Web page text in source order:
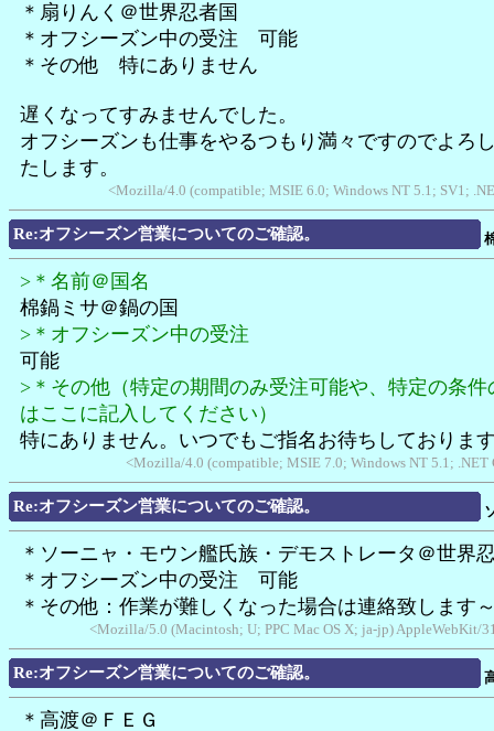
＊扇りんく＠世界忍者国
＊オフシーズン中の受注 可能
＊その他 特にありません
遅くなってすみませんでした。
オフシーズンも仕事をやるつもり満々ですのでよろ
たします。
<Mozilla/4.0 (compatible; MSIE 6.0; Windows NT 5.1; SV1;
Re:オフシーズン営業についてのご確認。
>＊名前＠国名
棉鍋ミサ＠鍋の国
>＊オフシーズン中の受注
可能
>＊その他（特定の期間のみ受注可能や、特定の条件
はここに記入してください）
特にありません。いつでもご指名お待ちしておりま
<Mozilla/4.0 (compatible; MSIE 7.0; Windows NT 5.1;
Re:オフシーズン営業についてのご確認。
＊ソーニャ・モウン艦氏族・デモストレータ＠世界
＊オフシーズン中の受注 可能
＊その他：作業が難しくなった場合は連絡致します
<Mozilla/5.0 (Macintosh; U; PPC Mac OS X; ja-jp) AppleWebKit/
Re:オフシーズン営業についてのご確認。
＊高渡＠ＦＥＧ